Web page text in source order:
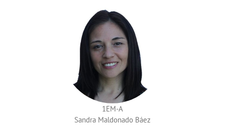
1EM-A
Sandra Maldonado Báez